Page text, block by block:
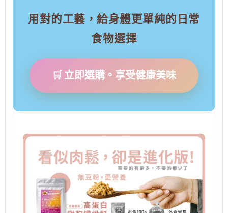
用對的工藝，給身體更單純的日常
食物選擇
🛒 立即選購。享受健康美味